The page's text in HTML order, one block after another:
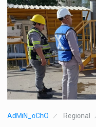
AdMiN_oChO Regional